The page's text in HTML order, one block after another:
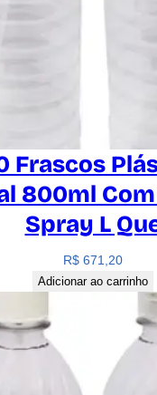
Frascos
800ml
Spray L
R$ 671,20
Adicionar ao carrinho